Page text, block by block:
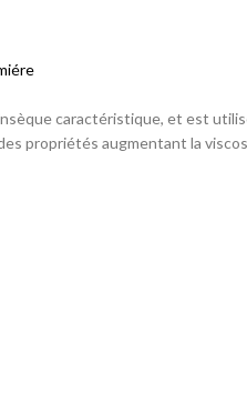
caractéristique, et est
propriétés augmentant la